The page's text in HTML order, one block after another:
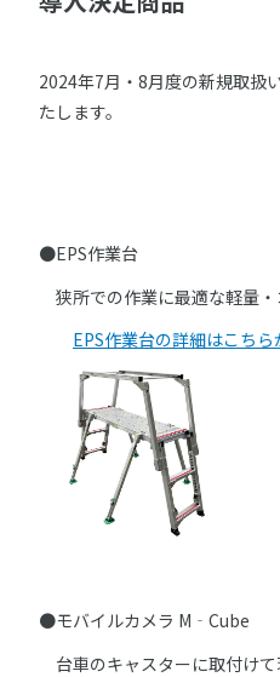
2024年7月・8月度の新規取扱
たします。
●EPS作業台
狭所での作業に最適な軽量
EPS作業台の詳細はこちら
●モバイルカメラ M‐Cube
台車のキャスターに取付け